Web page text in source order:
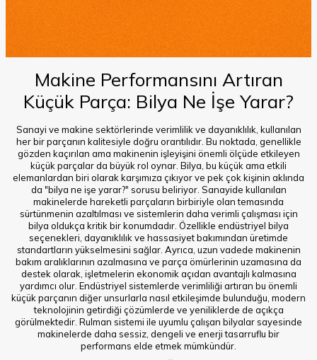
Makine Performansını Artıran
Küçük Parça: Bilya Ne İşe Yarar?
Sanayi ve makine sektörlerinde verimlilik ve dayanıklılık, kullanılan
her bir parçanın kalitesiyle doğru orantılıdır. Bu noktada, genellikle
gözden kaçırılan ama makinenin işleyişini önemli ölçüde etkileyen
küçük parçalar da büyük rol oynar. Bilya, bu küçük ama etkili
elemanlardan biri olarak karşımıza çıkıyor ve pek çok kişinin aklında
da "bilya ne işe yarar?" sorusu beliriyor. Sanayide kullanılan
makinelerde hareketli parçaların birbiriyle olan temasında
sürtünmenin azaltılması ve sistemlerin daha verimli çalışması için
bilya oldukça kritik bir konumdadır. Özellikle endüstriyel bilya
seçenekleri, dayanıklılık ve hassasiyet bakımından üretimde
standartların yükselmesini sağlar. Ayrıca, uzun vadede makinenin
bakım aralıklarının azalmasına ve parça ömürlerinin uzamasına da
destek olarak, işletmelerin ekonomik açıdan avantajlı kalmasına
yardımcı olur. Endüstriyel sistemlerde verimliliği artıran bu önemli
küçük parçanın diğer unsurlarla nasıl etkileşimde bulunduğu, modern
teknolojinin getirdiği çözümlerde ve yeniliklerde de açıkça
görülmektedir. Rulman sistemi ile uyumlu çalışan bilyalar sayesinde
makinelerde daha sessiz, dengeli ve enerji tasarruflu bir
performans elde etmek mümkündür.